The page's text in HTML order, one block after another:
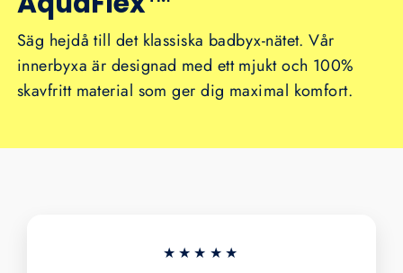
Säg hejdå till det klassiska badbyx-nätet. Vår
innerbyxa är designad med ett mjukt och 100%
skavfritt material som ger dig maximal komfort.
★★★★★